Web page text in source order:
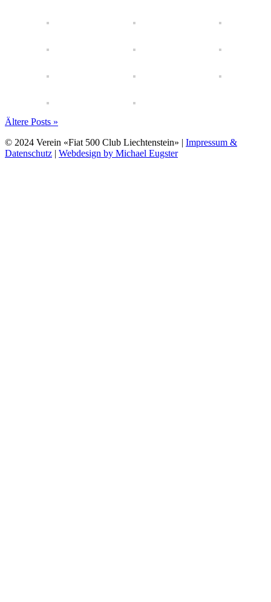
Ältere Posts »
© 2024 Verein «Fiat 500 Club Liechtenstein» | Impressum &
Datenschutz | Webdesign by Michael Eugster